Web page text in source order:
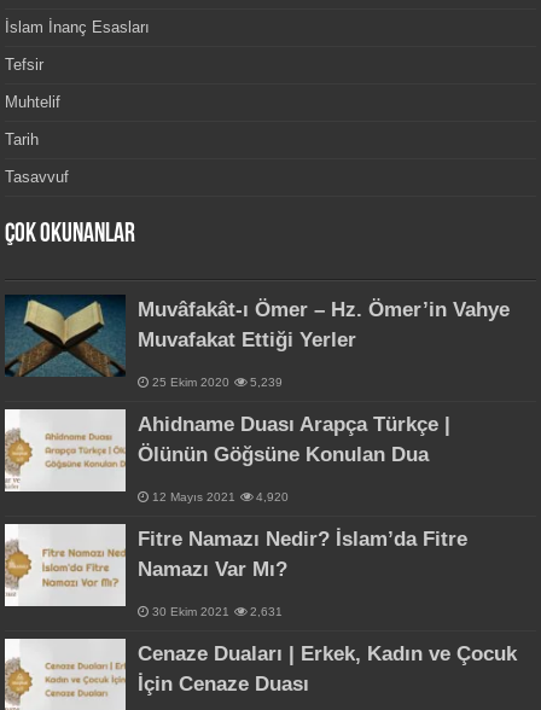
İslam İnanç Esasları
Tefsir
Muhtelif
Tarih
Tasavvuf
Çok Okunanlar
Muvâfakât-ı Ömer – Hz. Ömer’in Vahye
Muvafakat Ettiği Yerler
25 Ekim 2020 5,239
Ahidname Duası Arapça Türkçe |
Ölünün Göğsüne Konulan Dua
12 Mayıs 2021 4,920
Fitre Namazı Nedir? İslam’da Fitre
Namazı Var Mı?
30 Ekim 2021 2,631
Cenaze Duaları | Erkek, Kadın ve Çocuk
İçin Cenaze Duası